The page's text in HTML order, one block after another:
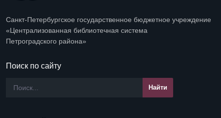
Санкт-Петербургское государственное бюджетное учреждение
«Централизованная библиотечная система
Петроградского района»
Поиск по сайту